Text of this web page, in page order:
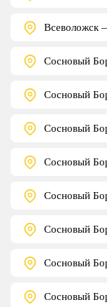
Всеволожск
Сосновый
Сосновый
Сосновый
Сосновый
Сосновый
Сосновый
Сосновый
Сосновый